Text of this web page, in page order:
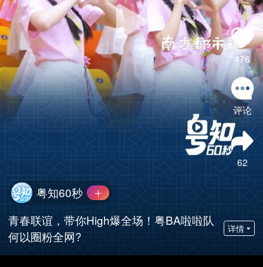
476
评论
62
粤知60秒
青春联谊，带你High爆全场！粤BA啦啦队
何以圈粉全网?
详情